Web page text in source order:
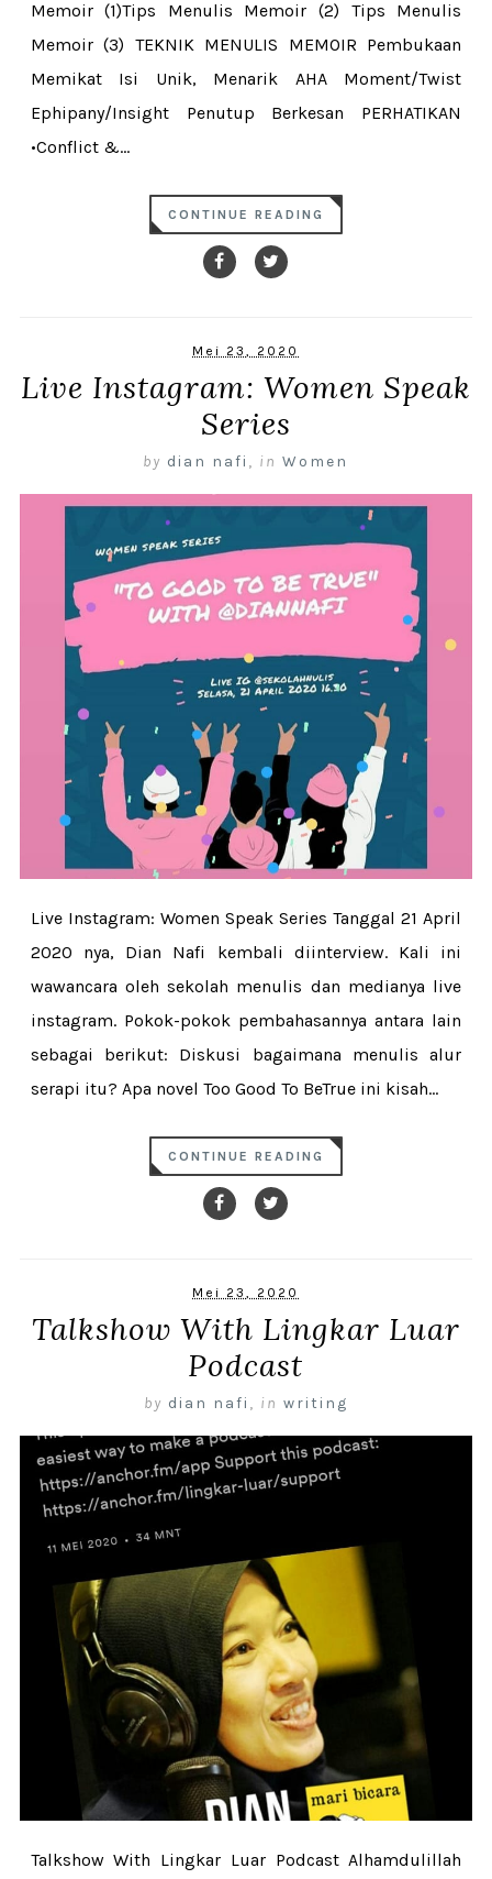
Memoir (1)Tips Menulis Memoir (2) Tips Menulis
Memoir (3) TEKNIK MENULIS MEMOIR Pembukaan
Memikat Isi Unik, Menarik AHA Moment/Twist
Ephipany/Insight Penutup Berkesan PERHATIKAN
•Conflict &...
CONTINUE READING
Mei 23, 2020
Live Instagram: Women Speak
Series
by dian nafi , in Women
Live Instagram: Women Speak Series Tanggal 21 April
2020 nya, Dian Nafi kembali diinterview. Kali ini
wawancara oleh sekolah menulis dan medianya live
instagram. Pokok-pokok pembahasannya antara lain
sebagai berikut: Diskusi bagaimana menulis alur
serapi itu? Apa novel Too Good To BeTrue ini kisah...
CONTINUE READING
Mei 23, 2020
Talkshow With Lingkar Luar
Podcast
by dian nafi , in writing
Talkshow With Lingkar Luar Podcast Alhamdulillah